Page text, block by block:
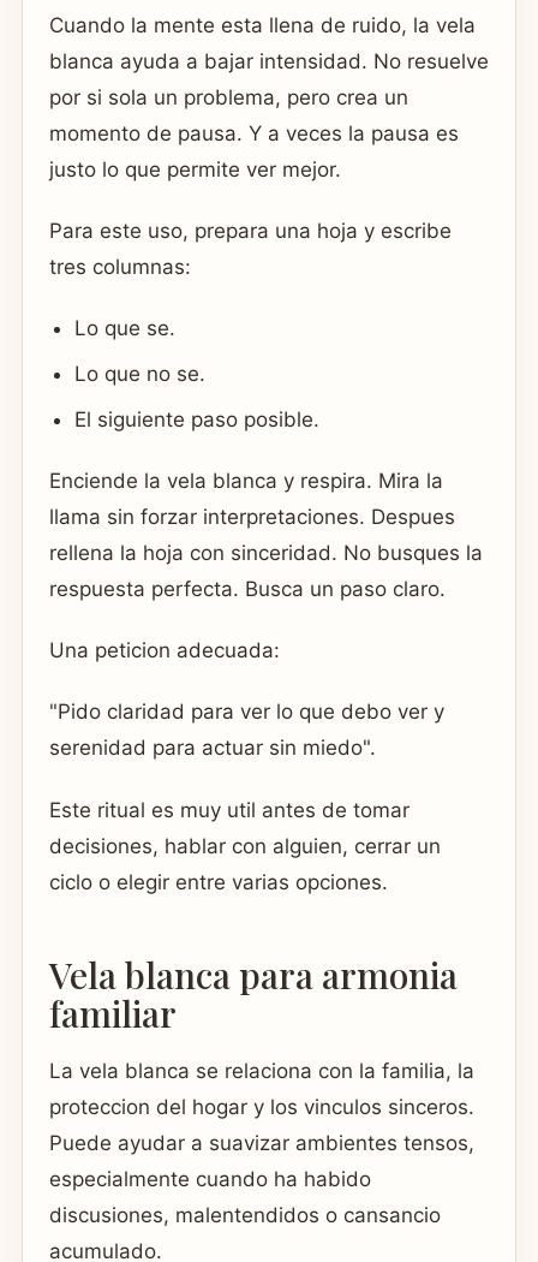
Cuando la mente esta llena de ruido, la vela
blanca ayuda a bajar intensidad. No resuelve
por si sola un problema, pero crea un
momento de pausa. Y a veces la pausa es
justo lo que permite ver mejor.
Para este uso, prepara una hoja y escribe
tres columnas:
Lo que se.
Lo que no se.
El siguiente paso posible.
Enciende la vela blanca y respira. Mira la
llama sin forzar interpretaciones. Despues
rellena la hoja con sinceridad. No busques la
respuesta perfecta. Busca un paso claro.
Una peticion adecuada:
"Pido claridad para ver lo que debo ver y
serenidad para actuar sin miedo".
Este ritual es muy util antes de tomar
decisiones, hablar con alguien, cerrar un
ciclo o elegir entre varias opciones.
Vela blanca para armonia
familiar
La vela blanca se relaciona con la familia, la
proteccion del hogar y los vinculos sinceros.
Puede ayudar a suavizar ambientes tensos,
especialmente cuando ha habido
discusiones, malentendidos o cansancio
acumulado.